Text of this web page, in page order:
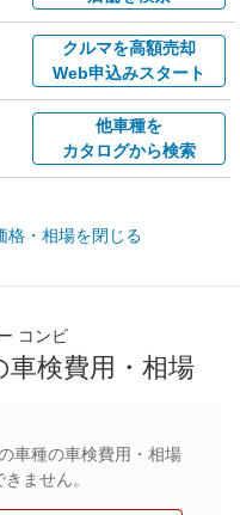
クルマを高額売却
Web申込みスタート
他車種を
カタログから検索
格・相場を閉じる
コンビ
車検費用・相場
車種の車検費用・相場
ません。